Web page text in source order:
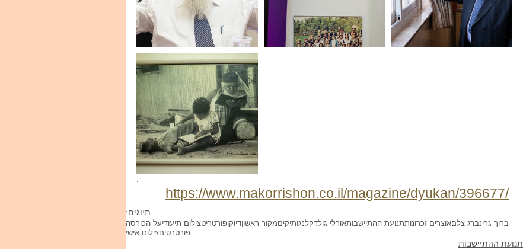
:
https://www.makorrishon.co.il/magazine/dyukan/396677/
תיוגים:
ברוך גרינברג צלםאוצרים זכרונותתנועת ההתיישבותאורלי גולדקלנגותיקיםמקור ראשוןדיוקןפורטריטצילום תיעודיעל הכורסה
פורטרטיםצילום אישי
תנועת ההתיישבות